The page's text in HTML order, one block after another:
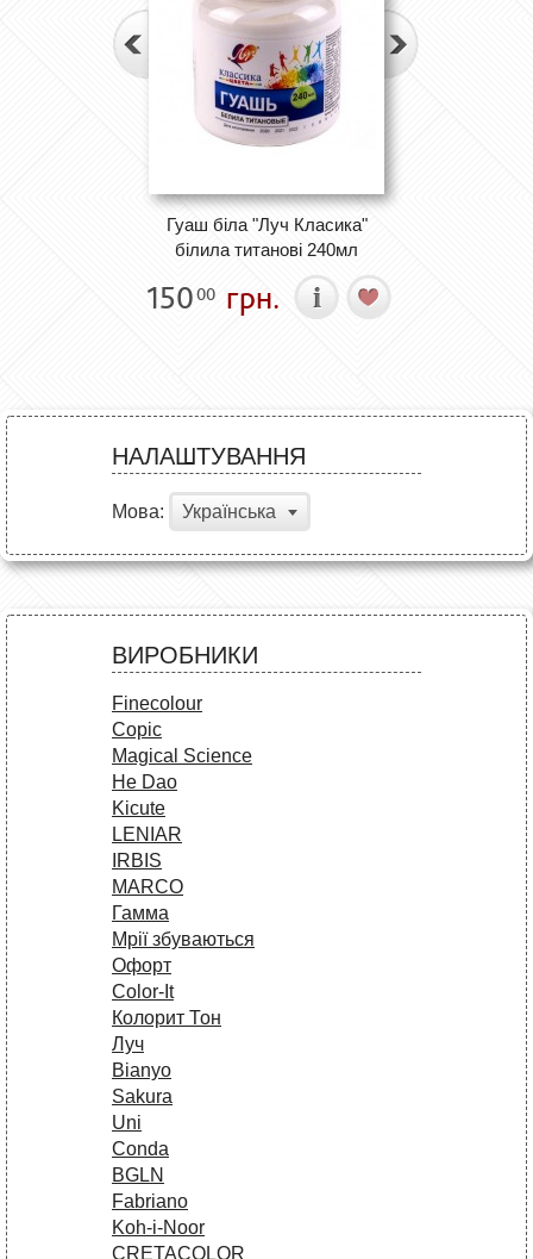
Гуаш біла "Луч Класика"
білила титанові 240мл
15000 грн.
НАЛАШТУВАННЯ
Мова: Українська
ВИРОБНИКИ
Finecolour
Copic
Magical Science
He Dao
Kicute
LENIAR
IRBIS
MARCO
Гамма
Мрії збуваються
Офорт
Сolor-It
Колорит Тон
Луч
Bianyo
Sakura
Uni
Conda
BGLN
Fabriano
Koh-i-Noor
CRETACOLOR